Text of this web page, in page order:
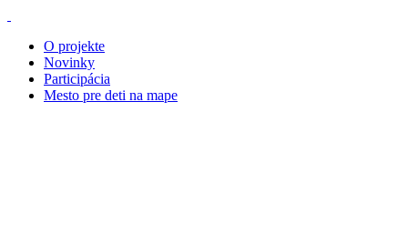
O projekte
Novinky
Participácia
Mesto pre deti na mape